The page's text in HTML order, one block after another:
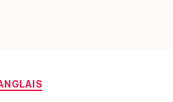
Catégories